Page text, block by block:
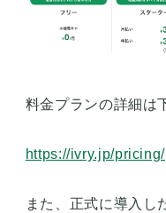
料金プランの詳細は
https://ivry.jp/pricing/
また、正式に導入し